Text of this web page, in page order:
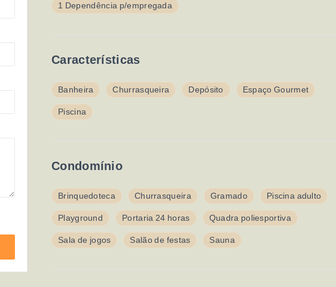
1 Dependência p/empregada
Características
Banheira Churrasqueira Depósito Espaço Gourmet
Piscina
Condomínio
Brinquedoteca Churrasqueira Gramado Piscina adulto
Playground Portaria 24 horas Quadra poliesportiva
Sala de jogos Salão de festas Sauna